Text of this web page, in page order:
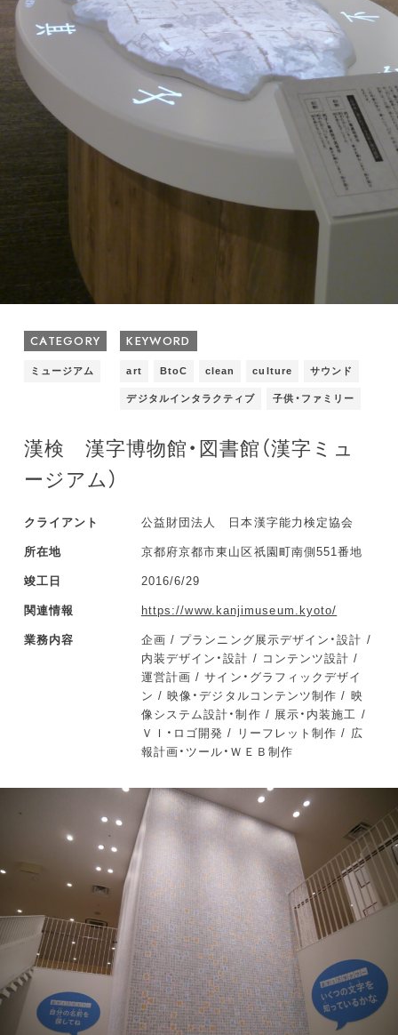
CATEGORY
ミュージアム
KEYWORD
art BtoC clean culture サウンド
デジタルインタラクティブ 子供・ファミリー
漢検 漢字博物館・図書館（漢字ミュ
ージアム）
クライアント 公益財団法人 日本漢字能力検定協会
所在地 京都府京都市東山区祇園町南側551番地
竣工日 2016/6/29
関連情報 https://www.kanjimuseum.kyoto/
業務内容
企画 / プランニング展示デザイン・設計 /
内装デザイン・設計 / コンテンツ設計 /
運営計画 / サイン・グラフィックデザイ
ン / 映像・デジタルコンテンツ制作 / 映
像システム設計・制作 / 展示・内装施工 /
ＶＩ・ロゴ開発 / リーフレット制作 / 広
報計画・ツール・ＷＥＢ制作